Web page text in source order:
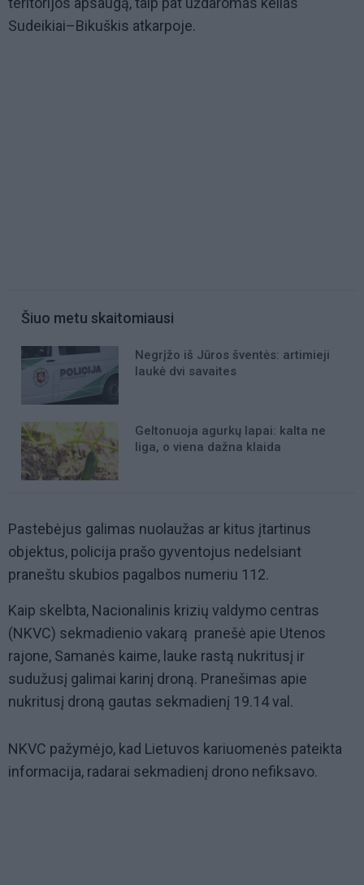
Sudeikiai–Bikuškis atkarpoje.
Šiuo metu skaitomiausi
Negrįžo iš Jūros šventės: artimieji
laukė dvi savaites
Geltonuoja agurkų lapai: kalta ne
liga, o viena dažna klaida
Pastebėjus galimas nuolaužas ar kitus įtartinus
objektus, policija prašo gyventojus nedelsiant
praneštu skubios pagalbos numeriu 112.
Kaip skelbta, Nacionalinis krizių valdymo centras
(NKVC) sekmadienio vakarą pranešė apie Utenos
rajone, Samanės kaime, lauke rastą nukritusį ir
sudužusį galimai karinį droną. Pranešimas apie
nukritusį droną gautas sekmadienį 19.14 val.
NKVC pažymėjo, kad Lietuvos kariuomenės pateikta
informacija, radarai sekmadienį drono nefiksavo.